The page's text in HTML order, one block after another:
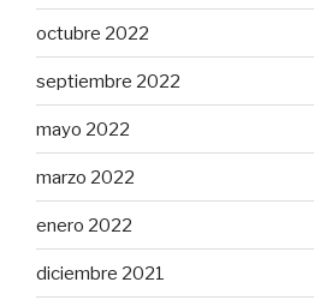
octubre 2022
septiembre 2022
mayo 2022
marzo 2022
enero 2022
diciembre 2021